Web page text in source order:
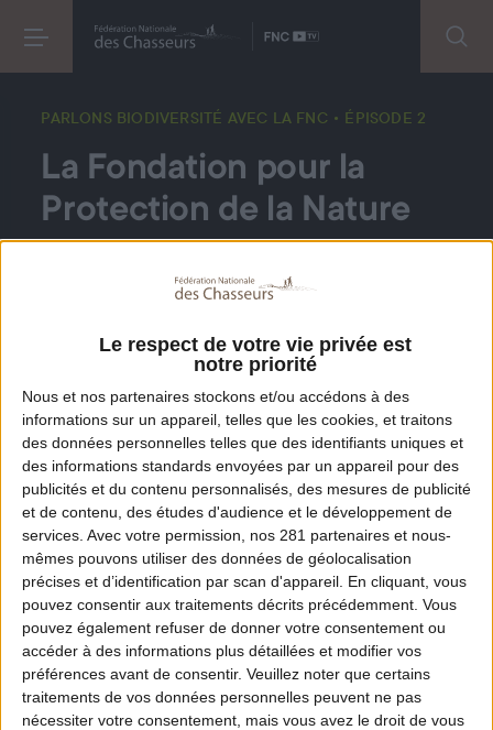
Le respect de votre vie privée est
notre priorité
Nous et nos partenaires stockons et/ou accédons à des
informations sur un appareil, telles que les cookies, et traitons
des données personnelles telles que des identifiants uniques et
des informations standards envoyées par un appareil pour des
publicités et du contenu personnalisés, des mesures de publicité
et de contenu, des études d'audience et le développement de
services. Avec votre permission, nos 281 partenaires et nous-
mêmes pouvons utiliser des données de géolocalisation
précises et d’identification par scan d'appareil. En cliquant, vous
pouvez consentir aux traitements décrits précédemment. Vous
pouvez également refuser de donner votre consentement ou
accéder à des informations plus détaillées et modifier vos
préférences avant de consentir. Veuillez noter que certains
traitements de vos données personnelles peuvent ne pas
nécessiter votre consentement, mais vous avez le droit de vous
PARLONS BIODIVERSITÉ AVEC LA FNC • ÉPISODE 2
La Fondation pour la
Protection de la Nature
Créée et financée par les chasseurs, quel est son
rôle ? Paul Bourrieau, directeur de la Fondation,
revient sur plus de 40 ans d'engagement en
faveur de la préservation de la biodiversité et des
actions concrètes menées sur le terrain.
DANS LA MÊME PLAYLIST DÉCOUVREZ AUSSI
ÉPISODE 1
L'agrément environnement de la
FNC